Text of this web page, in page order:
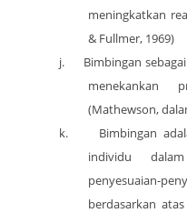
meningkatkan
& Fullmer, 1969)
j.
Bimbingan
menekankan
(Mathewson,
k.
Bimbingan
individu
penyesuaian-
berdasarkan